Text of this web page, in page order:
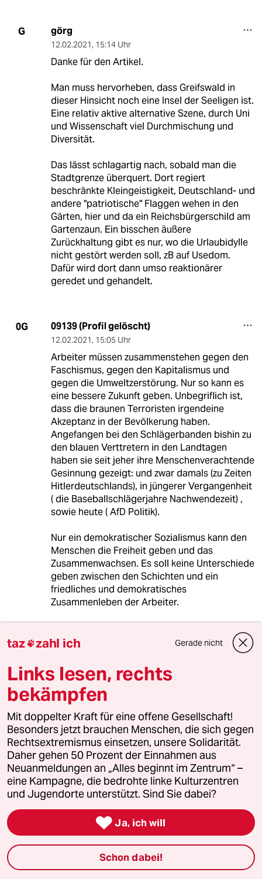
G görg
12.02.2021, 15:14 Uhr
Danke für den Artikel.
Man muss hervorheben, dass Greifswald in
dieser Hinsicht noch eine Insel der Seeligen ist.
Eine relativ aktive alternative Szene, durch Uni
und Wissenschaft viel Durchmischung und
Diversität.
Das lässt schlagartig nach, sobald man die
Stadtgrenze überquert. Dort regiert
beschränkte Kleingeistigkeit, Deutschland- und
andere "patriotische" Flaggen wehen in den
Gärten, hier und da ein Reichsbürgerschild am
Gartenzaun. Ein bisschen äußere
Zurückhaltung gibt es nur, wo die Urlaubidylle
nicht gestört werden soll, zB auf Usedom.
Dafür wird dort dann umso reaktionärer
geredet und gehandelt.
0G 09139 (Profil gelöscht)
12.02.2021, 15:05 Uhr
Arbeiter müssen zusammenstehen gegen den
Faschismus, gegen den Kapitalismus und
gegen die Umweltzerstörung. Nur so kann es
eine bessere Zukunft geben. Unbegriflich ist,
dass die braunen Terroristen irgendeine
Akzeptanz in der Bevölkerung haben.
Angefangen bei den Schlägerbanden bishin zu
den blauen Verttretern in den Landtagen
haben sie seit jeher ihre Menschenverachtende
Gesinnung gezeigt: und zwar damals (zu Zeiten
Hitlerdeutschlands), in jüngerer Vergangenheit
( die Baseballschlägerjahre Nachwendezeit) ,
sowie heute ( AfD Politik).
Nur ein demokratischer Sozialismus kann den
Menschen die Freiheit geben und das
Zusammenwachsen. Es soll keine Unterschiede
geben zwischen den Schichten und ein
friedliches und demokratisches
Zusammenleben der Arbeiter.
FS Friedrich Spee
Vielleicht sind wir Linken fast die Einzigen, die
das Grundgesetz noch massiv verteidigen. Ich
glaube, dass Nachdenken über die Väter und
Mütter des Grundgesetzes - Ihre Ziele, Ihre
Motive insbesondere auch Ihre historische
Bildung - in unseren Schulen in den letzten
fünfzig Jahren zu kurz gekommen ist.
Der Neoliberalismus führt zu einer Neid- und
Hass- Gesellschaft mit der Auflösung jeglichen
Gedankens an soziale Solidarität.
meistkommentiert
taz zahl ich Gerade nicht
Links lesen, rechts
bekämpfen
Mit doppelter Kraft für eine offene Gesellschaft!
Besonders jetzt brauchen Menschen, die sich gegen
Rechtsextremismus einsetzen, unsere Solidarität.
Daher gehen 50 Prozent der Einnahmen aus
Neuanmeldungen an „Alles beginnt im Zentrum“ –
eine Kampagne, die bedrohte linke Kulturzentren
und Jugendorte unterstützt. Sind Sie dabei?
 Ja, ich will
Schon dabei!